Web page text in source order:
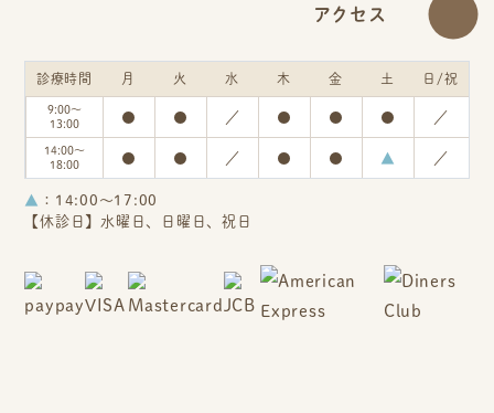
アクセス
診療時間 月 火 水 木 金 土 日/祝
9:00～
13:00
● ● ／ ● ● ● ／
14:00～
18:00
● ● ／ ● ● ▲ ／
▲ ：14:00～17:00
【休診日】水曜日、日曜日、祝日